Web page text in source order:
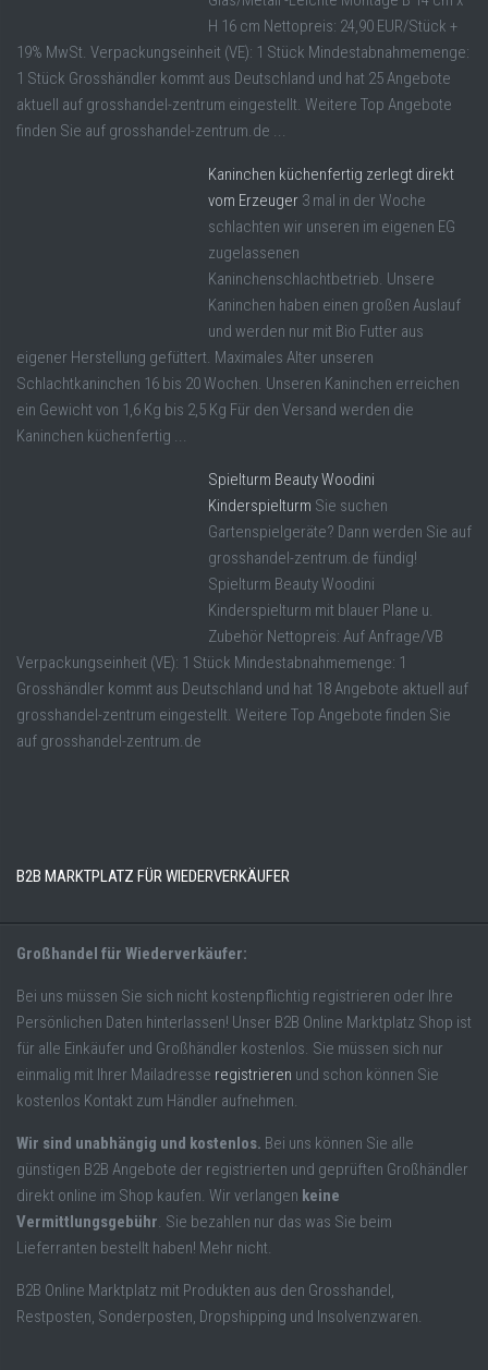
H 16 cm Nettopreis: 24,90 EUR/Stück +
19% MwSt. Verpackungseinheit (VE): 1 Stück Mindestabnahmemenge:
1 Stück Grosshändler kommt aus Deutschland und hat 25 Angebote
aktuell auf grosshandel-zentrum eingestellt. Weitere Top Angebote
finden Sie auf grosshandel-zentrum.de ...
Kaninchen küchenfertig zerlegt direkt
vom Erzeuger 3 mal in der Woche
schlachten wir unseren im eigenen EG
zugelassenen
Kaninchenschlachtbetrieb. Unsere
Kaninchen haben einen großen Auslauf
und werden nur mit Bio Futter aus
eigener Herstellung gefüttert. Maximales Alter unseren
Schlachtkaninchen 16 bis 20 Wochen. Unseren Kaninchen erreichen
ein Gewicht von 1,6 Kg bis 2,5 Kg Für den Versand werden die
Kaninchen küchenfertig ...
Spielturm Beauty Woodini
Kinderspielturm Sie suchen
Gartenspielgeräte? Dann werden Sie auf
grosshandel-zentrum.de fündig!
Spielturm Beauty Woodini
Kinderspielturm mit blauer Plane u.
Zubehör Nettopreis: Auf Anfrage/VB
Verpackungseinheit (VE): 1 Stück Mindestabnahmemenge: 1
Grosshändler kommt aus Deutschland und hat 18 Angebote aktuell auf
grosshandel-zentrum eingestellt. Weitere Top Angebote finden Sie
auf grosshandel-zentrum.de
B2B MARKTPLATZ FÜR WIEDERVERKÄUFER
Großhandel für Wiederverkäufer:
Bei uns müssen Sie sich nicht kostenpflichtig registrieren oder Ihre
Persönlichen Daten hinterlassen! Unser B2B Online Marktplatz Shop ist
für alle Einkäufer und Großhändler kostenlos. Sie müssen sich nur
einmalig mit Ihrer Mailadresse registrieren und schon können Sie
kostenlos Kontakt zum Händler aufnehmen.
Wir sind unabhängig und kostenlos. Bei uns können Sie alle
günstigen B2B Angebote der registrierten und geprüften Großhändler
direkt online im Shop kaufen. Wir verlangen keine
Vermittlungsgebühr. Sie bezahlen nur das was Sie beim
Lieferranten bestellt haben! Mehr nicht.
B2B Online Marktplatz mit Produkten aus den Grosshandel,
Restposten, Sonderposten, Dropshipping und Insolvenzwaren.